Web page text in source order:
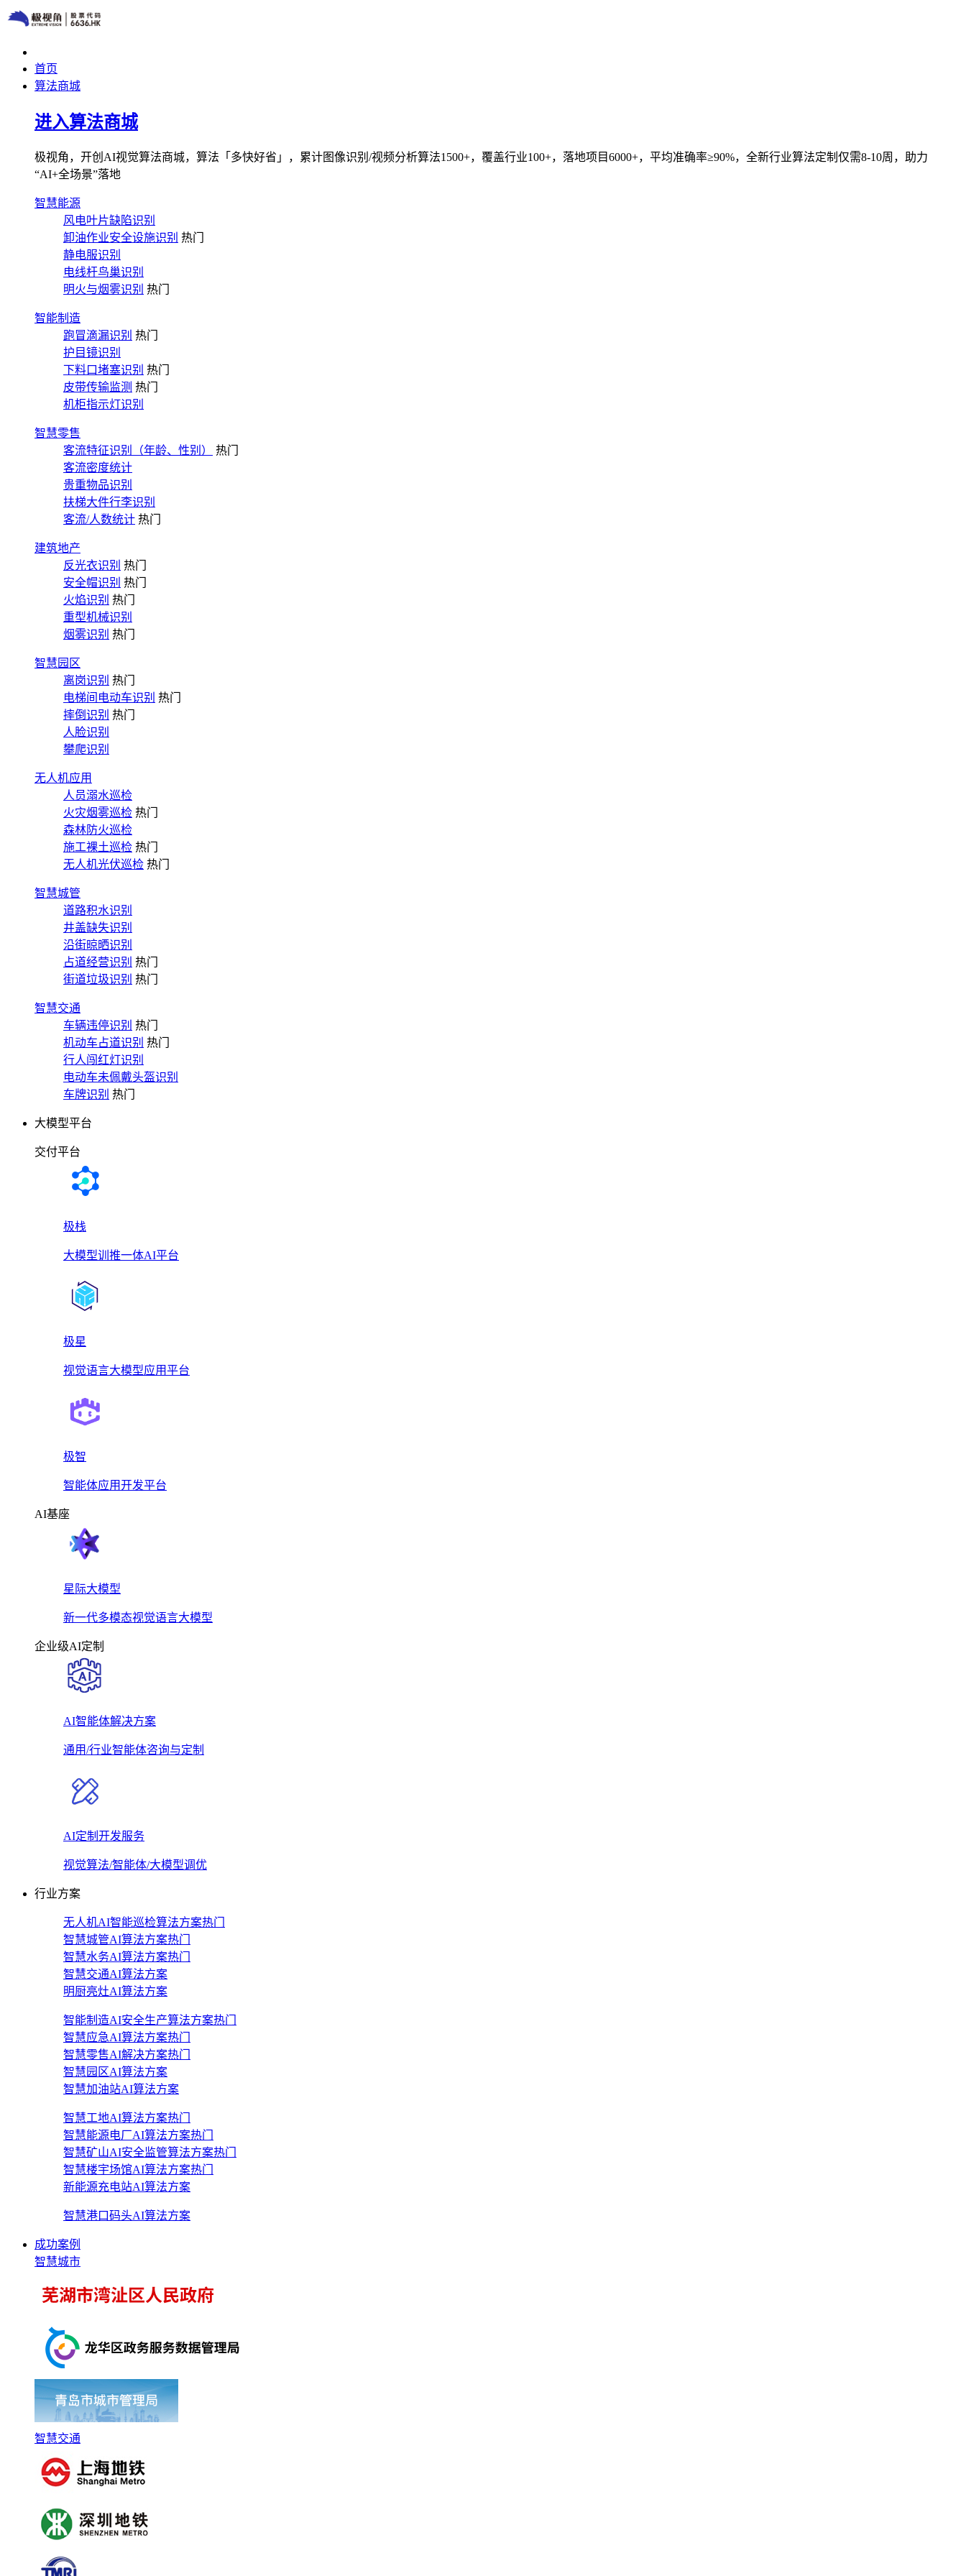
首页
算法商城
进入算法商城
极视角，开创AI视觉算法商城，算法「多快好省」，累计图像识别/视频分析算法1500+，覆盖行业100+，落地项目6000+，平均准确率≥90%，全新行业算法定制仅需8-10周，助力
“AI+全场景”落地
智慧能源
风电叶片缺陷识别
卸油作业安全设施识别 热门
静电服识别
电线杆鸟巢识别
明火与烟雾识别 热门
智能制造
跑冒滴漏识别 热门
护目镜识别
下料口堵塞识别 热门
皮带传输监测 热门
机柜指示灯识别
智慧零售
客流特征识别（年龄、性别）
热门
客流密度统计
贵重物品识别
扶梯大件行李识别
客流/人数统计 热门
建筑地产
反光衣识别 热门
安全帽识别 热门
火焰识别 热门
重型机械识别
烟雾识别 热门
智慧园区
离岗识别 热门
电梯间电动车识别 热门
摔倒识别 热门
人脸识别
攀爬识别
无人机应用
人员溺水巡检
火灾烟雾巡检 热门
森林防火巡检
施工裸土巡检 热门
无人机光伏巡检 热门
智慧城管
道路积水识别
井盖缺失识别
沿街晾晒识别
占道经营识别 热门
街道垃圾识别 热门
智慧交通
车辆违停识别 热门
机动车占道识别 热门
行人闯红灯识别
电动车未佩戴头盔识别
车牌识别 热门
大模型平台
交付平台
极栈
大模型训推一体AI平台
极星
视觉语言大模型应用平台
极智
智能体应用开发平台
AI基座
星际大模型
新一代多模态视觉语言大模型
企业级AI定制
AI智能体解决方案
通用/行业智能体咨询与定制
AI定制开发服务
视觉算法/智能体/大模型调优
行业方案
无人机AI智能巡检算法方案热门
智慧城管AI算法方案热门
智慧水务AI算法方案热门
智慧交通AI算法方案
明厨亮灶AI算法方案
智能制造AI安全生产算法方案热门
智慧应急AI算法方案热门
智慧零售AI解决方案热门
智慧园区AI算法方案
智慧加油站AI算法方案
智慧工地AI算法方案热门
智慧能源电厂AI算法方案热门
智慧矿山AI安全监管算法方案热门
智慧楼宇场馆AI算法方案热门
新能源充电站AI算法方案
智慧港口码头AI算法方案
成功案例
智慧城市
智慧交通